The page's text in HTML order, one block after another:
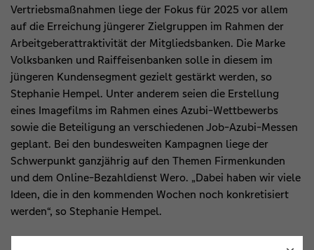
Vertriebsmaßnahmen liege der Fokus für 2025 vor allem
auf die Erreichung jüngerer Zielgruppen im Rahmen der
Arbeitgeberattraktivität der Mitgliedsbanken. Die Marke
Volksbanken und Raiffeisenbanken solle in diesem im
jüngeren Kundensegment gezielt gestärkt werden, so
Stephanie Hempel. Unter anderem seien die Erstellung
eines Imagefilms im Rahmen eines Azubi-Wettbewerbs
sowie die Beteiligung an verschiedenen Job-Azubi-Messen
geplant. Bei den bundesweiten Kampagnen liege der
Schwerpunkt ganzjährig auf den Themen Firmenkunden
und dem Online-Bezahldienst Wero. „Dabei haben wir viele
Ideen, die in den kommenden Wochen noch konkretisiert
werden“, so Stephanie Hempel.